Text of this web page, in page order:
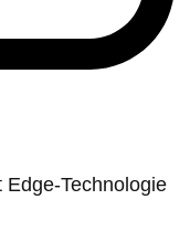
Technologie